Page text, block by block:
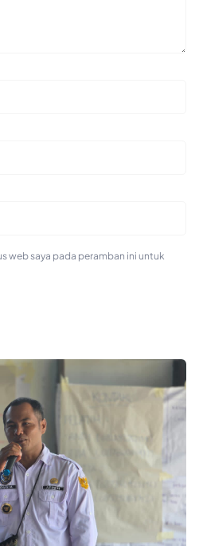
web saya pada peramban ini untuk
ADD Rp3,13 Miliar untuk